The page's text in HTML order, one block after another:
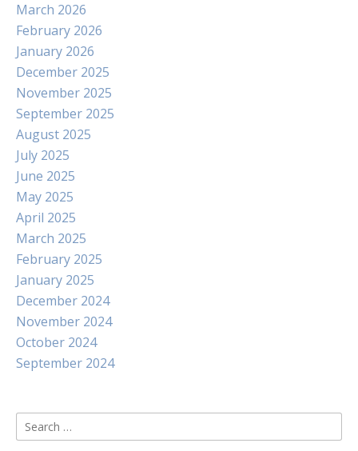
March 2026
February 2026
January 2026
December 2025
November 2025
September 2025
August 2025
July 2025
June 2025
May 2025
April 2025
March 2025
February 2025
January 2025
December 2024
November 2024
October 2024
September 2024
Search
for: